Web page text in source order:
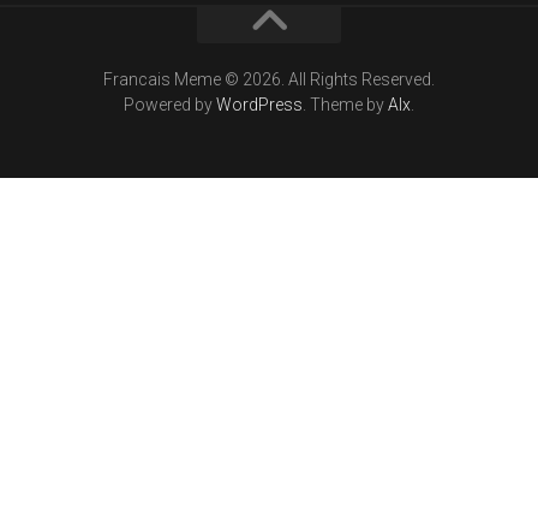
Francais Meme © 2026. All Rights Reserved.
Powered byWordPress . Theme byAlx